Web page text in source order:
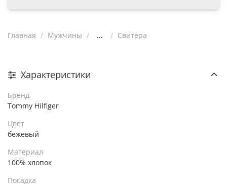
Главная Мужчины ... Свитера
Характеристики
Бренд
Tommy Hilfiger
Цвет
бежевый
Материал
100% хлопок
Посадка